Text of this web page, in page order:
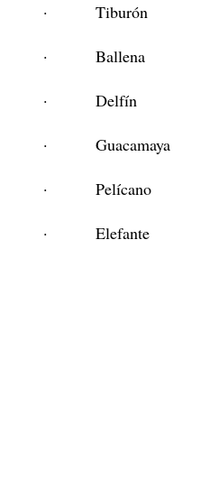
· Tiburón
· Ballena
· Delfín
· Guacamaya
· Pelícano
· Elefante